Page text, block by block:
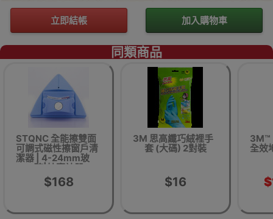
立即結帳 加入購物車
同類商品
STQNC 全能擦雙面
可調式磁性擦窗戶清
潔器 | 4-24mm玻
璃|抹窗神器
$168
3M 思高纖巧絨裡手
套 (大碼) 2對裝
$16
3M™
全效